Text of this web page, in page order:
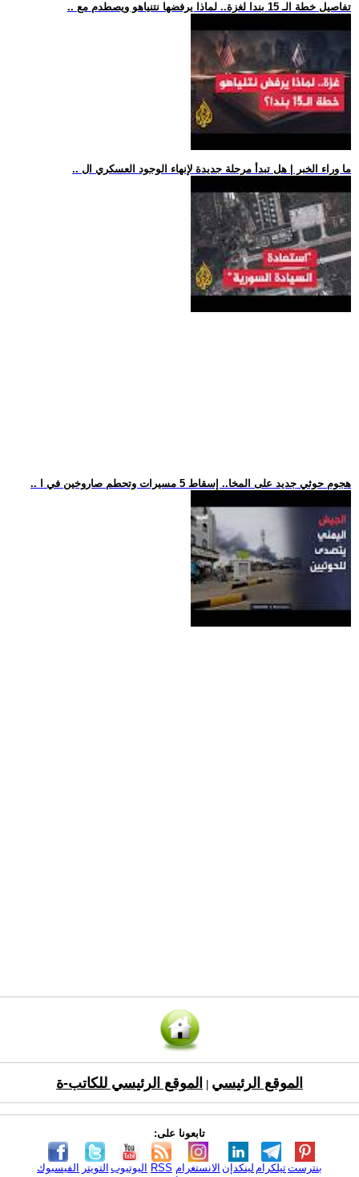
.. تفاصيل خطة الـ 15 بندا لغزة.. لماذا يرفضها نتنياهو ويصطدم مع
.. ما وراء الخبر | هل تبدأ مرحلة جديدة لإنهاء الوجود العسكري ال
.. هجوم حوثي جديد على المخا.. إسقاط 5 مسيرات وتحطم صاروخين في ا
الموقع الرئيسي الموقع الرئيسي للكاتب-ة
تابعونا على:
الفيسبوك التويتر اليوتيوب RSS الانستغرام لينكدإن تيلكرامبنترست